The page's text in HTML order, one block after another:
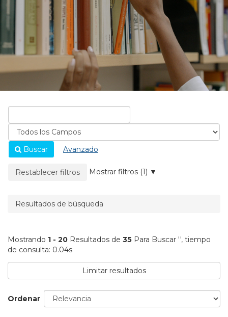
Buscar
Avanzado
La página se recargará cuando se elimine un filtro.
Restablecer filtros Mostrar filtros (1)
Resultados de búsqueda
Mostrando 1 - 20 Resultados de 35 Para Buscar '', tiempo
de consulta: 0.04s
Limitar resultados
Ordenar